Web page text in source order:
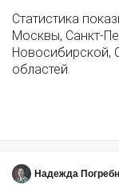
Статистика
Москвы, Санкт-
Новосибирской,
областей.
Надежда